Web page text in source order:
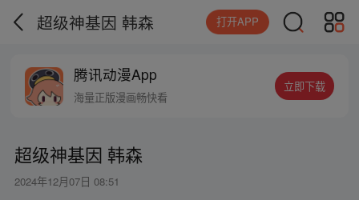
超级神基因 韩森 打开APP
腾讯动漫App
海量正版漫画畅快看
立即下载
超级神基因 韩森
2024年12月07日 08:51